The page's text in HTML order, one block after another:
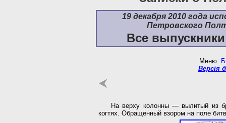
19 декабря 2010 года
Петровского
Все
Меню:
Версія
На верху колонны — вылитый из
когтях. Обращенный взором на поле